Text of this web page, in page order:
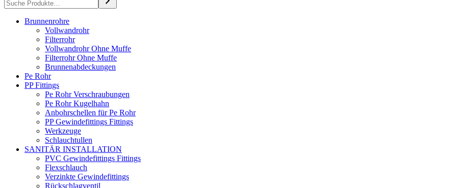
Brunnenrohre
Vollwandrohr
Filterrohr
Vollwandrohr Ohne Muffe
Filterrohr Ohne Muffe
Brunnenabdeckungen
Pe Rohr
PP Fittings
Pe Rohr Verschraubungen
Pe Rohr Kugelhahn
Anbohrschellen für Pe Rohr
PP Gewindefittings Fittings
Werkzeuge
Schlauchtullen
SANITÄR INSTALLATION
PVC Gewindefittings Fittings
Flexschlauch
Verzinkte Gewindefittings
Rückschlagventil